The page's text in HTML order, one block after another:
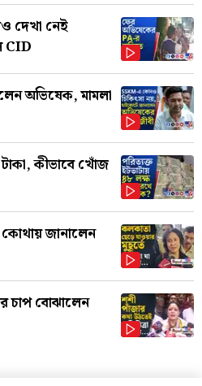
দেখা নেই
CID
অভিষেক, মামলা
কীভাবে খোঁজ
কোথায় জানালেন
চাপ বোঝালেন